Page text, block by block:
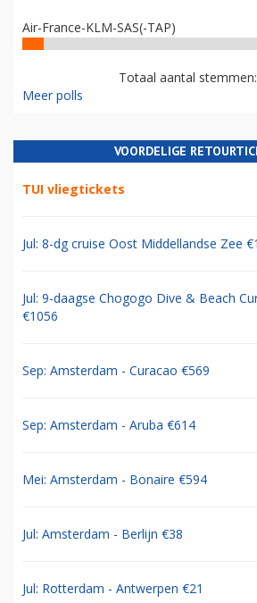
Air-France-KLM-SAS(-TAP)
Totaal aantal
Meer polls
VOORDELIGE
TUI vliegtickets
Jul: 8-dg cruise Oost Middellandse Zee
Jul: 9-daagse Chogogo Dive & Beach
€1056
Sep: Amsterdam - Curacao €569
Sep: Amsterdam - Aruba €614
Mei: Amsterdam - Bonaire €594
Jul: Amsterdam - Berlijn €38
Jul: Rotterdam - Antwerpen €21